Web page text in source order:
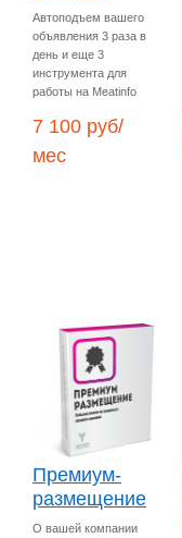
Автоподъем вашего
объявления 3 раза в
день и еще 3
инструмента для
работы на Meatinfo
7 100 руб/
мес
Премиум-
размещение
О вашей компании